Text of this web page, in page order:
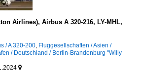
Airlines), Airbus A 320-216, LY-MHL,
/ A 320-200, Fluggesellschaften / Asien /
/ Deutschland / Berlin-Brandenburg "Willy
